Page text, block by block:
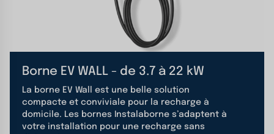
Borne EV WALL - de 3.7 à 22 kW
La borne EV Wall est une belle solution
compacte et conviviale pour la recharge à
domicile. Les bornes Instalaborne s’adaptent à
votre installation pour une recharge sans